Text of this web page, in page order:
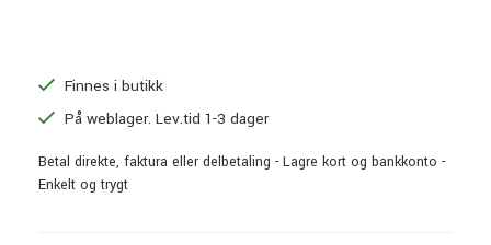
Finnes i butikk
På weblager. Lev.tid 1-3 dager
Betal direkte, faktura eller delbetaling - Lagre kort og bankkonto -
Enkelt og trygt